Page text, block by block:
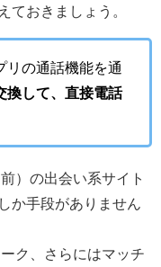
ておきましょう。
リの通話機能を通
換して、直接電話
）の出会い系サイト
か手段がありません
ク、さらにはマッチ